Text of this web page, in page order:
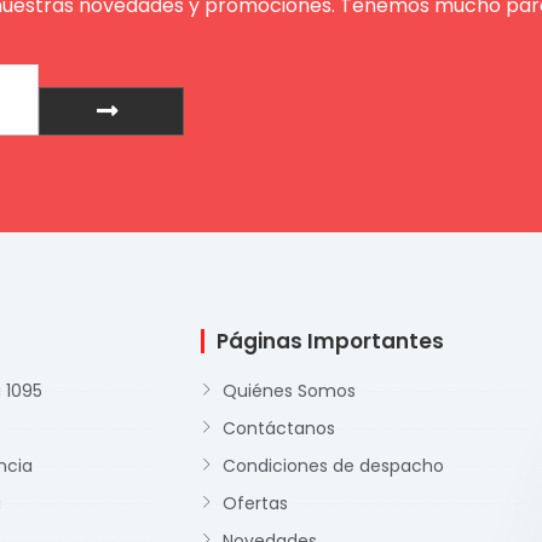
Enviar
Páginas Importantes
Quiénes Somos
Contáctanos
Condiciones de despacho
Ofertas